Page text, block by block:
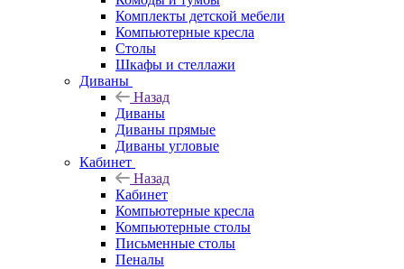
Комплекты детской мебели
Компьютерные кресла
Столы
Шкафы и стеллажи
Диваны
Назад
Диваны
Диваны прямые
Диваны угловые
Кабинет
Назад
Кабинет
Компьютерные кресла
Компьютерные столы
Письменные столы
Пеналы